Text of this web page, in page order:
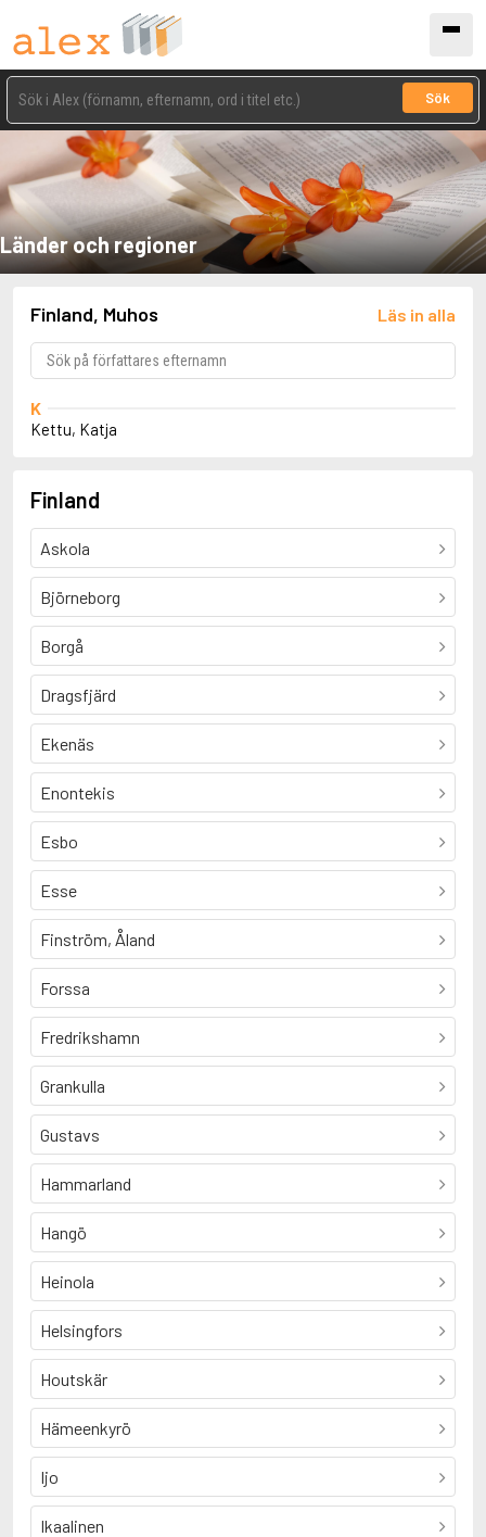
Sök
Länder och regioner
Finland, Muhos Läs in alla
K
Kettu, Katja
Finland
Askola
Björneborg
Borgå
Dragsfjärd
Ekenäs
Enontekis
Esbo
Esse
Finström, Åland
Forssa
Fredrikshamn
Grankulla
Gustavs
Hammarland
Hangö
Heinola
Helsingfors
Houtskär
Hämeenkyrö
Ijo
Ikaalinen